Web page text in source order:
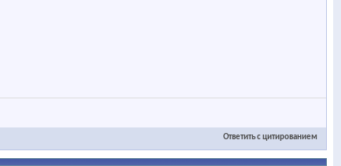
Ответить с цитированием